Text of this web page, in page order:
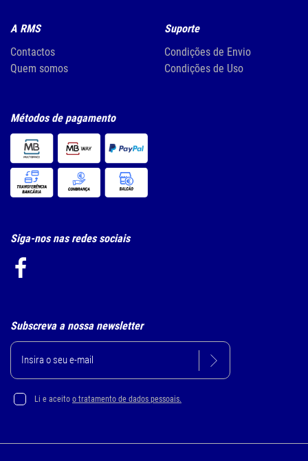
A RMS
Contactos
Quem somos
Suporte
Condições de Envio
Condições de Uso
Métodos de pagamento
Siga-nos nas redes sociais
Subscreva a nossa newsletter
Li e aceito o tratamento de dados pessoais.